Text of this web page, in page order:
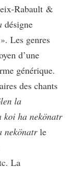
Rabault &
désigne
Les genres
d’une
générique.
des chants
len la
koi ha nekönatr
nekönatrle
La